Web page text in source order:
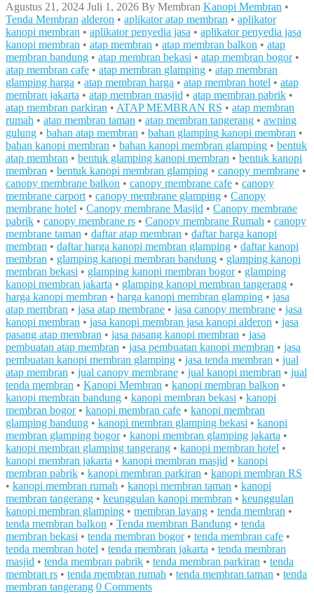
Agustus 21, 2024 Juli 1, 2026 By Membran Kanopi Membran •
Tenda Membran alderon • aplikator atap membran • aplikator
kanopi membran • aplikator penyedia jasa • aplikator penyedia jasa
kanopi membran • atap membran • atap membran balkon • atap
membran bandung • atap membran bekasi • atap membran bogor•
atap membran cafe • atap membran glamping • atap membran
glamping harga • atap membran harga • atap membran hotel • atap
membran jakarta • atap membran masjid • atap membran pabrik •
atap membran parkiran • ATAP MEMBRAN RS • atap membran
rumah • atap membran taman • atap membran tangerang • awning
gulung • bahan atap membran • bahan glamping kanopi membran •
bahan kanopi membran • bahan kanopi membran glamping • bentuk
atap membran • bentuk glamping kanopi membran • bentuk kanopi
membran • bentuk kanopi membran glamping • canopy membrane •
canopy membrane balkon • canopy membrane cafe • canopy
membrane carport • canopy membrane glamping • Canopy
membrane hotel • Canopy membrane Masjid • Canopy membrane
pabrik • canopy membrane rs • Canopy membrane Rumah • canopy
membrane taman • daftar atap membran • daftar harga kanopi
membran • daftar harga kanopi membran glamping • daftar kanopi
membran • glamping kanopi membran bandung • glamping kanopi
membran bekasi • glamping kanopi membran bogor• glamping
kanopi membran jakarta • glamping kanopi membran tangerang •
harga kanopi membran • harga kanopi membran glamping • jasa
atap membran • jasa atap membrane • jasa canopy membrane • jasa
kanopi membran • jasa kanopi membran jasa kanopi alderon • jasa
pasang atap membran • jasa pasang kanopi membran • jasa
pembuatan atap membran • jasa pembuatan kanopi membran • jasa
pembuatan kanopi membran glamping • jasa tenda membran • jual
atap membran • jual canopy membrane • jual kanopi membran • jual
tenda membran • Kanopi Membran • kanopi membran balkon •
kanopi membran bandung • kanopi membran bekasi • kanopi
membran bogor• kanopi membran cafe • kanopi membran
glamping bandung • kanopi membran glamping bekasi • kanopi
membran glamping bogor• kanopi membran glamping jakarta •
kanopi membran glamping tangerang • kanopi membran hotel •
kanopi membran jakarta • kanopi membran masjid • kanopi
membran pabrik • kanopi membran parkiran • kanopi membran RS
• kanopi membran rumah • kanopi membran taman • kanopi
membran tangerang • keunggulan kanopi membran • keunggulan
kanopi membran glamping • membran layang • tenda membran •
tenda membran balkon • Tenda membran Bandung • tenda
membran bekasi • tenda membran bogor• tenda membran cafe •
tenda membran hotel • tenda membran jakarta • tenda membran
masjid • tenda membran pabrik • tenda membran parkiran • tenda
membran rs • tenda membran rumah • tenda membran taman • tenda
membran tangerang 0 Comments